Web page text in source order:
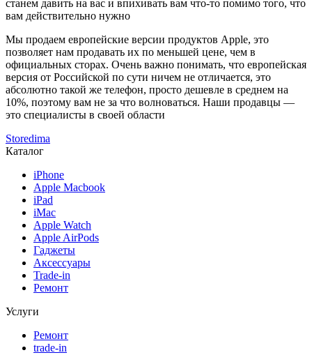
станем давить на вас и впихивать вам что-то помимо того, что
вам действительно нужно
Мы продаем европейские версии продуктов Apple, это
позволяет нам продавать их по меньшей цене, чем в
официальных сторах. Очень важно понимать, что европейская
версия от Российской по сути ничем не отличается, это
абсолютно такой же телефон, просто дешевле в среднем на
10%, поэтому вам не за что волноваться. Наши продавцы —
это специалисты в своей области
Storedima
Каталог
iPhone
Apple Macbook
iPad
iMac
Apple Watch
Apple AirPods
Гаджеты
Аксессуары
Trade-in
Ремонт
Услуги
Ремонт
trade-in